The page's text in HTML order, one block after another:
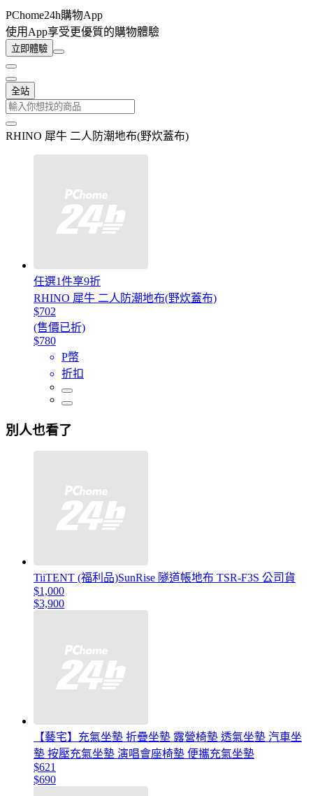
PChome24h購物App
使用App享受更優質的購物體驗
立即體驗
全站
RHINO 犀牛 二人防潮地布(野炊蓋布)
任選1件享9折
RHINO 犀牛 二人防潮地布(野炊蓋布)
$702
(售價已折)
$780
P幣
折扣
別人也看了
TiiTENT (福利品)SunRise 隧道帳地布 TSR-F3S 公司貨
$1,000
$3,900
【藝宅】充氣坐墊 折疊坐墊 露營椅墊 透氣坐墊 汽車坐
墊 按壓充氣坐墊 演唱會座椅墊 便攜充氣坐墊
$621
$690